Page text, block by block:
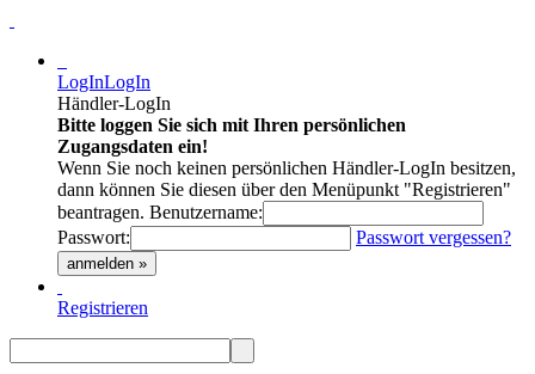
LogInLogIn
Händler-LogIn
Bitte loggen Sie sich mit Ihren persönlichen
Zugangsdaten ein!
Wenn Sie noch keinen persönlichen Händler-LogIn besitzen,
dann können Sie diesen über den Menüpunkt "Registrieren"
beantragen. Benutzername:
Passwort:
Passwort vergessen?
anmelden »
Registrieren